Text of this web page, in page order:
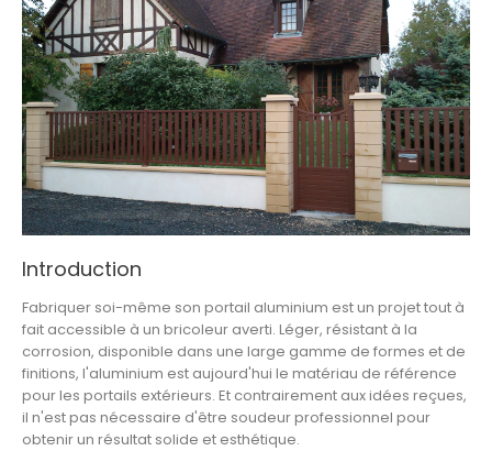
Introduction
Fabriquer soi-même son portail aluminium est un projet tout à
fait accessible à un bricoleur averti. Léger, résistant à la
corrosion, disponible dans une large gamme de formes et de
finitions, l'aluminium est aujourd'hui le matériau de référence
pour les portails extérieurs. Et contrairement aux idées reçues,
il n'est pas nécessaire d'être soudeur professionnel pour
obtenir un résultat solide et esthétique.